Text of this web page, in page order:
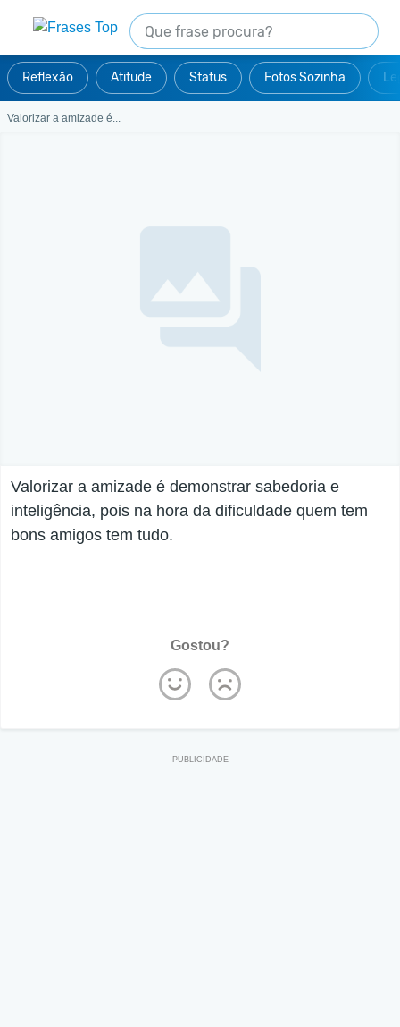
Reflexão Atitude Status Fotos Sozinha
Valorizar a amizade é...
Valorizar a amizade é demonstrar sabedoria e
inteligência, pois na hora da dificuldade quem tem
bons amigos tem tudo.
Gostou?